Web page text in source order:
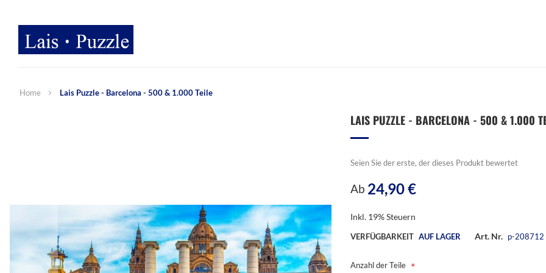
Home Lais Puzzle - Barcelona - 500 & 1.000 Teile
LAIS PUZZLE - BARCELONA - 500 & 1.000
Seien Sie der erste, der dieses Produkt bewertet
Ab 24,90 €
Inkl. 19% Steuern
VERFÜGBARKEIT AUF LAGER Art. Nr. p-208712
Anzahl der Teile